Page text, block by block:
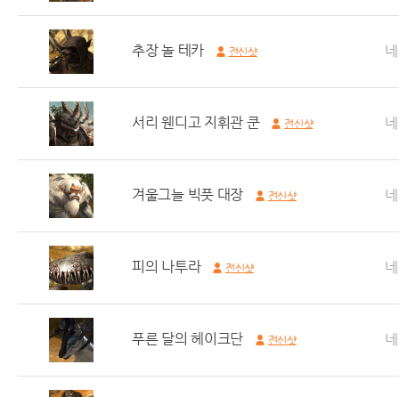
추장 놀 테카 전신샷
서리 웬디고 지휘관 쿤 전신샷
겨울그늘 빅풋 대장 전신샷
피의 나투라 전신샷
푸른 달의 헤이크단 전신샷